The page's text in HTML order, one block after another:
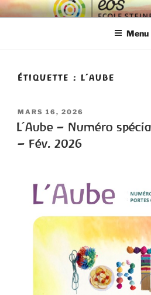
ECOLE EOS
Ecole Steiner Bruxelles
Menu
ÉTIQUETTE : L’AUBE
MARS 16, 2026
L’Aube – Numéro
– Fév. 2026